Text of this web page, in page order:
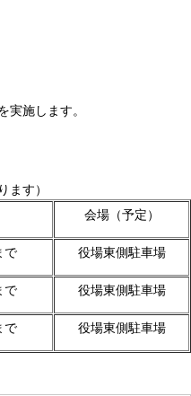
実施します。
ます）
会場（予定）
で 役場東側駐車場
で 役場東側駐車場
で 役場東側駐車場